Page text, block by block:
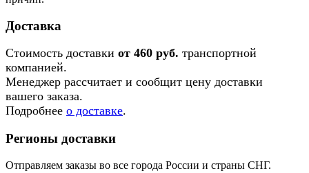
Доставка
Стоимость доставки от 460 руб. транспортной
компанией.
Менеджер рассчитает и сообщит цену доставки
вашего заказа.
Подробнее о доставке.
Регионы доставки
Отправляем заказы во все города России и страны СНГ.